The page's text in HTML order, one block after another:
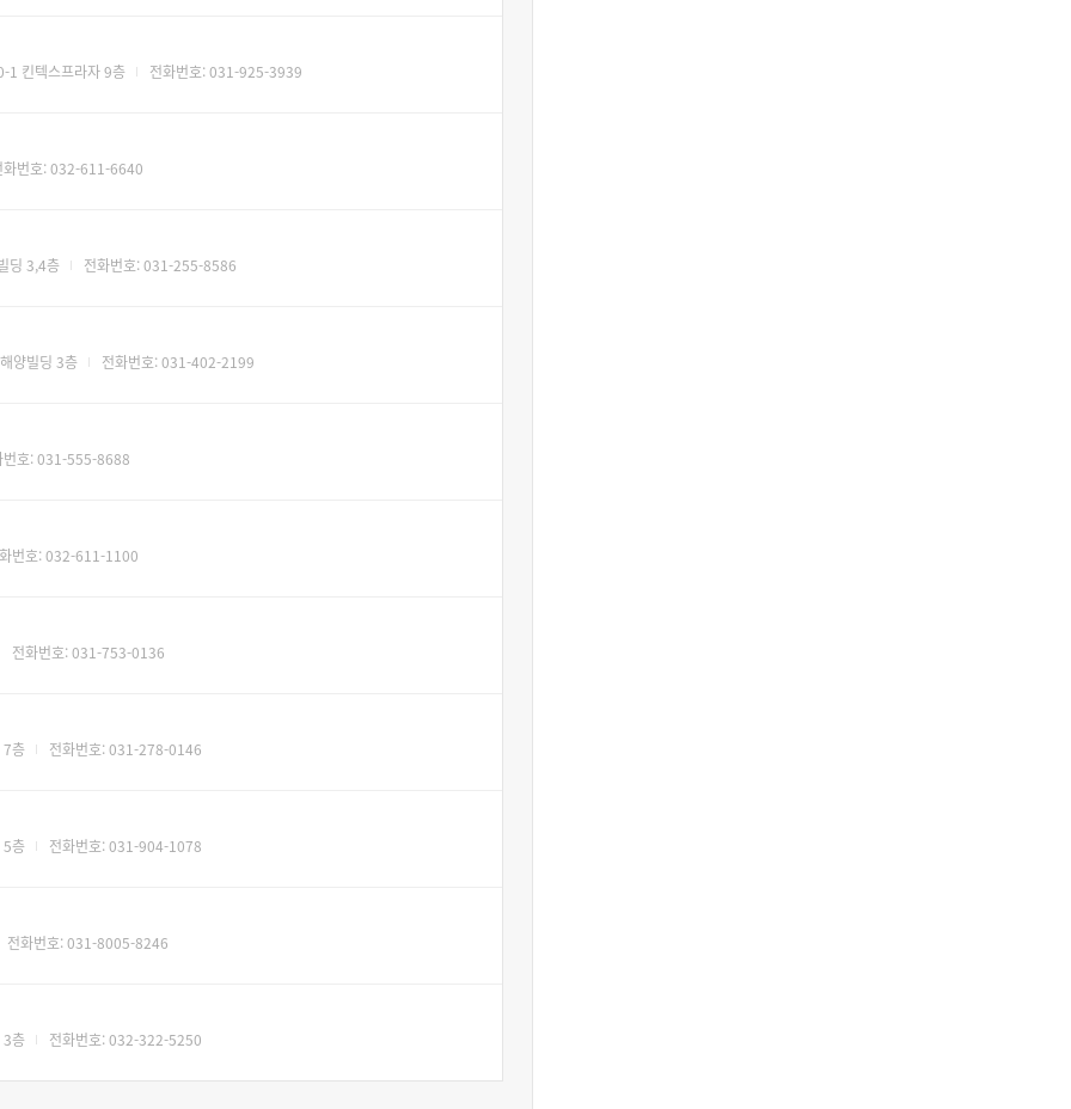
1 킨텍스프라자 9층 전화번호: 031-925-3939
화번호: 032-611-6640
딩 3,4층 전화번호: 031-255-8586
양빌딩 3층 전화번호: 031-402-2199
번호: 031-555-8688
번호: 032-611-1100
전화번호: 031-753-0136
7층 전화번호: 031-278-0146
5층 전화번호: 031-904-1078
전화번호: 031-8005-8246
3층 전화번호: 032-322-5250